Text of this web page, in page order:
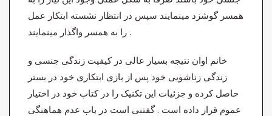
همسر گوشزد مینمایند سپس در انتظار نشسته ابتکار عمل
را به همسر واگذار مینمایند .
خانم اوان نتیجه بسیار عالی در کیفیت زندگی جنسی و
زندگی زناشویی خود پس از بازی ابتکاری خود در بستر
حاصل کرده و جزئیات این تکنیک را در کتاب خود در اختیار
عموم قرار داده است . گفتنی است در باب عدم هماهنگی